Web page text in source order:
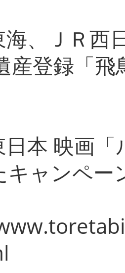
海、ＪＲ西
産登録「
日本 映画
キャンペー